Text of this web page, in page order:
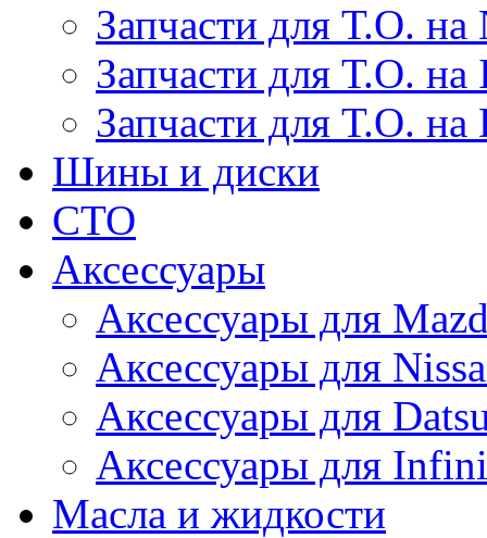
Запчасти для Т.О. на
Запчасти для Т.О.
Запчасти для Т.О. на
Шины и диски
СТО
Аксессуары
Аксессуары для
Аксессуары для
Аксессуары для
Аксессуары для
Масла и жидкости